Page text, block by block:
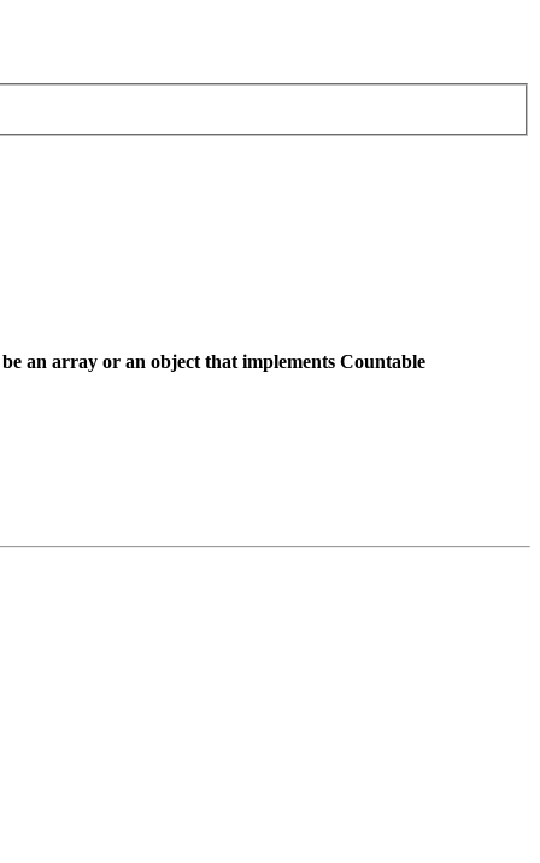
an array or an object that implements Countable